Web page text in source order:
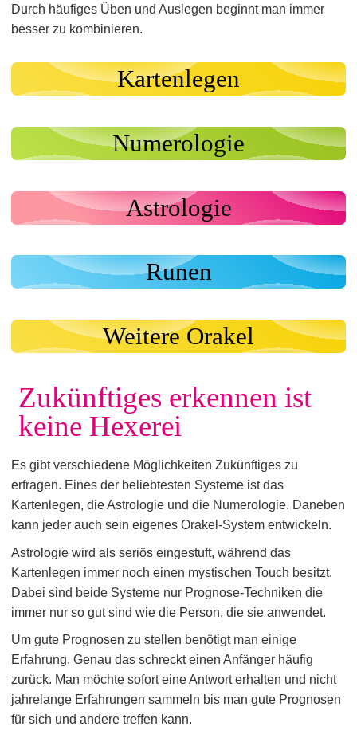
Durch häufiges Üben und Auslegen beginnt man immer
besser zu kombinieren.
Kartenlegen
Numerologie
Astrologie
Runen
Weitere Orakel
Zukünftiges erkennen ist
keine Hexerei
Es gibt verschiedene Möglichkeiten Zukünftiges zu
erfragen. Eines der beliebtesten Systeme ist das
Kartenlegen, die Astrologie und die Numerologie. Daneben
kann jeder auch sein eigenes Orakel-System entwickeln.
Astrologie wird als seriös eingestuft, während das
Kartenlegen immer noch einen mystischen Touch besitzt.
Dabei sind beide Systeme nur Prognose-Techniken die
immer nur so gut sind wie die Person, die sie anwendet.
Um gute Prognosen zu stellen benötigt man einige
Erfahrung. Genau das schreckt einen Anfänger häufig
zurück. Man möchte sofort eine Antwort erhalten und nicht
jahrelange Erfahrungen sammeln bis man gute Prognosen
für sich und andere treffen kann.